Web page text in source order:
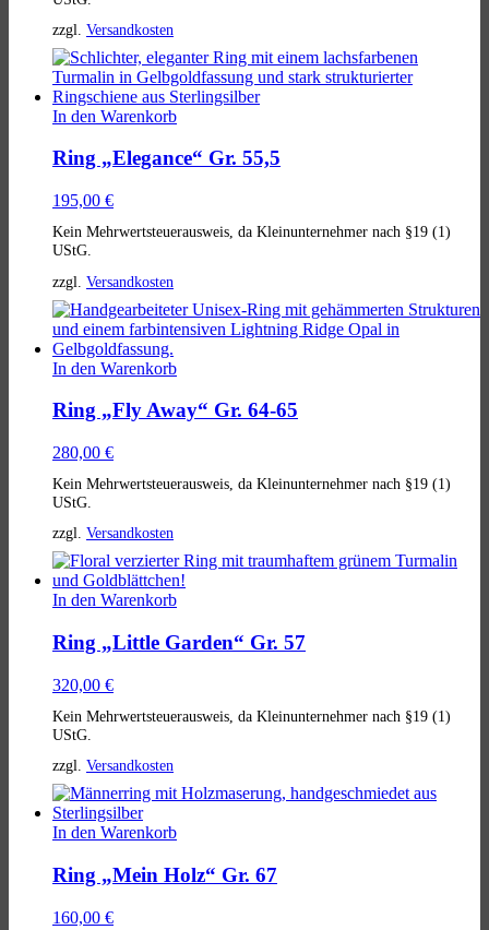
zzgl. Versandkosten
In den Warenkorb
Ring „Elegance“ Gr. 55,5
195,00 €
Kein Mehrwertsteuerausweis, da Kleinunternehmer nach §19 (1)
UStG.
zzgl. Versandkosten
In den Warenkorb
Ring „Fly Away“ Gr. 64-65
280,00 €
Kein Mehrwertsteuerausweis, da Kleinunternehmer nach §19 (1)
UStG.
zzgl. Versandkosten
In den Warenkorb
Ring „Little Garden“ Gr. 57
320,00 €
Kein Mehrwertsteuerausweis, da Kleinunternehmer nach §19 (1)
UStG.
zzgl. Versandkosten
In den Warenkorb
Ring „Mein Holz“ Gr. 67
160,00 €